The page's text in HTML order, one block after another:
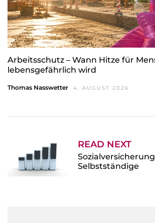
Arbeitsschutz – Wann Hitze für
lebensgefährlich wird
Thomas Nasswetter 4. AUGUST 2026
READ NEXT
Selbstständige